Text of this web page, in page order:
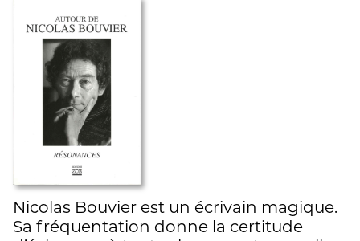
Nicolas Bouvier est un écrivain magique.
Sa fréquentation donne la certitude